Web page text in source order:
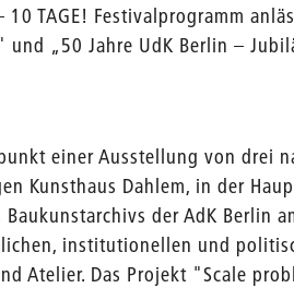
10 TAGE! Festivalprogramm
und „50 Jahre UdK Berlin –
einer Ausstellung von drei
Kunsthaus Dahlem, in der
der AdK Berlin
institutionellen und
Atelier. Das Projekt "Scale